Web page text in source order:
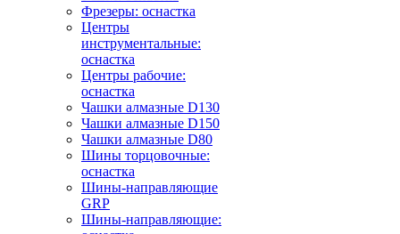
Фрезеры: оснастка
Центры
инструментальные:
оснастка
Центры рабочие:
оснастка
Чашки алмазные D130
Чашки алмазные D150
Чашки алмазные D80
Шины торцовочные:
оснастка
Шины-направляющие
GRP
Шины-направляющие: